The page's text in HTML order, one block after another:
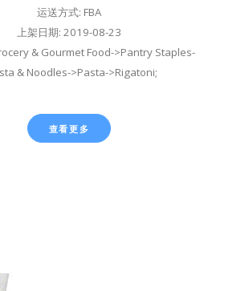
运送方式: FBA
上架日期: 2019-08-23
& Gourmet Food->Pantry Staples-
& Noodles->Pasta->Rigatoni;
查看更多